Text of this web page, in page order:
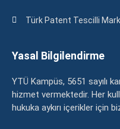
Türk Patent Tescilli
Yasal Bilgilendirme
YTÜ Kampüs, 5651 sayılı
hizmet vermektedir. Her
hukuka aykırı içerikler için